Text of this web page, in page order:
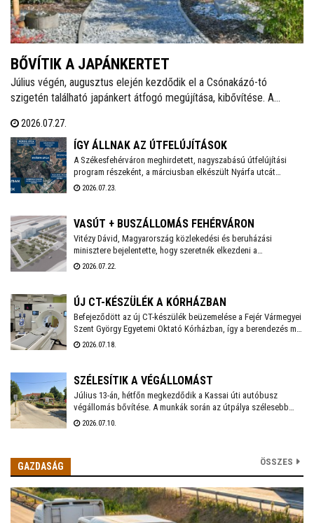
BŐVÍTIK A JAPÁNKERTET
Július végén, augusztus elején kezdődik el a Csónakázó-tó
szigetén található japánkert átfogó megújítása, kibővítése. A
ideje alatt a munkálatokkal érintett területet a látogatók elől
lezárják.
2026.07.27.
ÍGY ÁLLNAK AZ ÚTFELÚJÍTÁSOK
A Székesfehérváron meghirdetett, nagyszabású útfelújítási
program részeként, a márciusban elkészült Nyárfa utcát
követően a Közgyűlés szakbizottsága legutóbbi ülésén újabb
kivitelezőket - adta hírül közösségi oldalán Székesfehérvár
szakaszának felújítása, és kezdődhet a Bébic utcai
szabadidőpark fejlesztése is.
2026.07.23.
VASÚT + BUSZÁLLOMÁS FEHÉRVÁRON
Vitézy Dávid, Magyarország közlekedési és beruházási
minisztere bejelentette, hogy szeretnék elkezdeni a
székesfehérvári vasúti csomópont teljes körű átépítését,
2030-ig befejeződhet.
2026.07.22.
ÚJ CT-KÉSZÜLÉK A KÓRHÁZBAN
Befejeződött az új CT-készülék beüzemelése a Fejér Vármegyei
Szent György Egyetemi Oktató Kórházban, így a berendezés már
a mindennapi betegellátást szolgálja - közölte a
2026.07.18.
SZÉLESÍTIK A VÉGÁLLOMÁST
Július 13-án, hétfőn megkezdődik a Kassai úti autóbusz
végállomás bővítése. A munkák során az útpálya szélesebb
lesz, hogy az autóbuszok ki tudják kerülni egymást. A
zárulnak. Arra kérik az utasokat, figyeljék a kihelyezett
jelzéseket, és az átépítés idején kijelölt ideiglenes megállókat.
2026.07.10.
GAZDASÁG ÖSSZES